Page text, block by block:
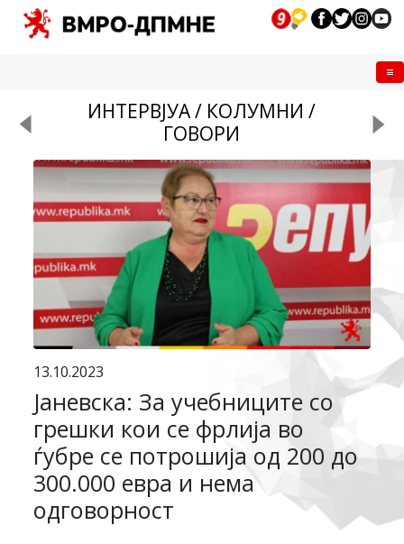
ИНТЕРВЈУА / КОЛУМНИ /
ГОВОРИ
13.10.2023
Јаневска: За учебниците со
грешки кои се фрлија во
ѓубре се потрошија од 200 до
300.000 евра и нема
одговорност